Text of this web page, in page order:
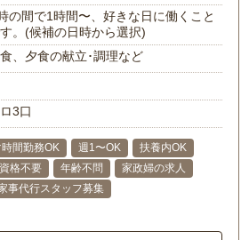
の間で1時間〜、好きな日に働くこと
。(候補の日時から選択)
、夕食の献立･調理など
3口
間勤務OK 週1〜OK
扶養内OK
資格不要 年齢不問
家政婦の求人
事代行スタッフ募集